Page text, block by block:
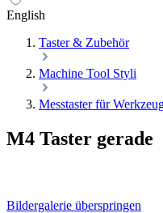
English
Taster & Zubehör
Machine Tool Styli
Messtaster für
M4 Taster gerade
Bildergalerie überspringen